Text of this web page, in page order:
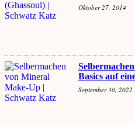
Oktober 27, 2014
Basics auf
September 30, 2022